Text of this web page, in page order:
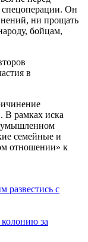
спецоперации. Он
ни прощать
бойцам,
в
В рамках иска
семейные и
отношении» к
с
за